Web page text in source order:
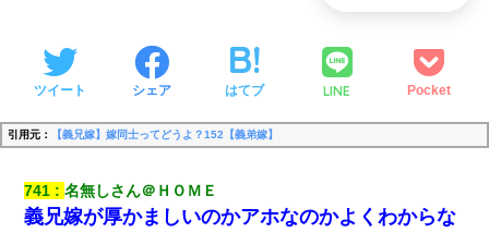
ツイート シェア はてブ LINE Pocket
引用元： 【義兄嫁】嫁同士ってどうよ？152【義弟嫁】
741 名無しさん＠ＨＯＭＥ
義兄嫁が厚かましいのかアホなのかよくわからな